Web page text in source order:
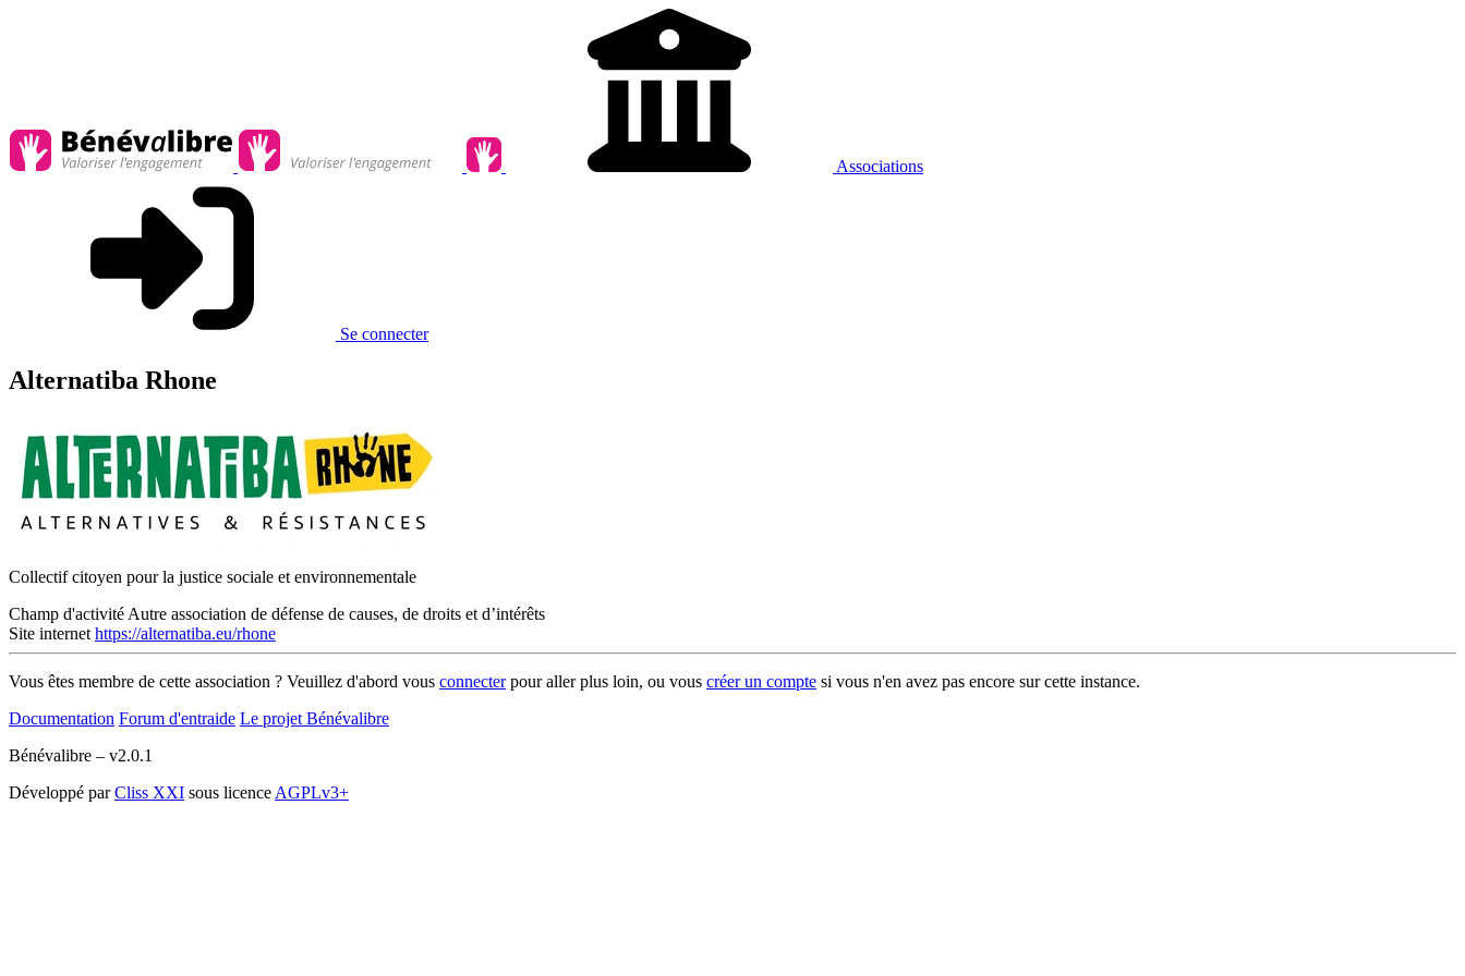
Associations
Se connecter
Alternatiba Rhone
Collectif citoyen pour la justice sociale et environnementale
Champ d'activité Autre association de défense de causes, de droits et d’intérêts
Site internet https://alternatiba.eu/rhone
Vous êtes membre de cette association ? Veuillez d'abord vous connecterpour aller plus loin, ou vous créer un compte si vous n'en avez pas encore sur cette instance.
Documentation Forum d'entraide Le projet Bénévalibre
Bénévalibre – v2.0.1
Développé parCliss XXI sous licence AGPLv3+